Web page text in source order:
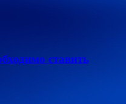
ставить